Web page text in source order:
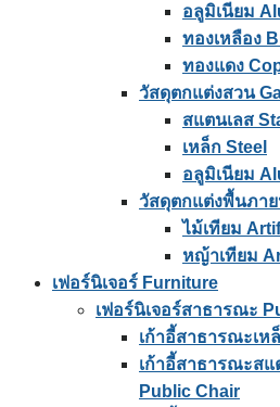
อลูมิเนียม
ทองเหลือง
ทองแดง
วัสดุตกแต่งสวน
สแตนเลส
เหล็ก Steel
อลูมิเนียม
วัสดุตกแต่งพื้นภา
ไม้เทียม
หญ้าเทียม
เฟอร์นิเจอร์ Furniture
เฟอร์นิเจอร์สาธารณะ
เก้าอี้สาธารณะเห
เก้าอี้สาธารณะสแ
Public Chair